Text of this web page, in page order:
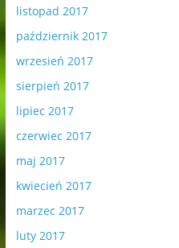
listopad 2017
październik 2017
wrzesień 2017
sierpień 2017
lipiec 2017
czerwiec 2017
maj 2017
kwiecień 2017
marzec 2017
luty 2017